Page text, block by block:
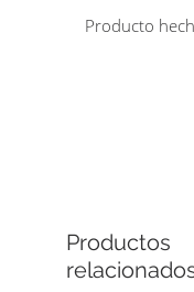
Producto
Productos